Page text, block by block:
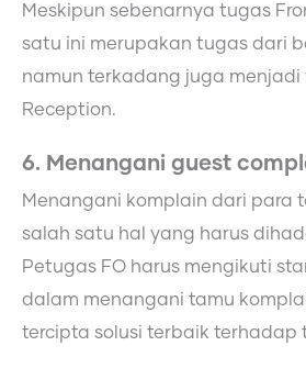
Meskipun sebenarnya tugas
satu ini merupakan tugas dari
namun terkadang juga
Reception.
6. Menangani guest
Menangani komplain dari para
salah satu hal yang harus
Petugas FO harus mengikuti
dalam menangani tamu
tercipta solusi terbaik terhadap